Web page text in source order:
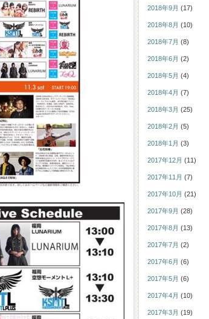
2018年9月 (17)
2018年8月 (10)
2018年7月 (8)
2018年6月 (2)
2018年5月 (4)
2018年4月 (7)
2018年3月 (25)
2018年2月 (5)
2018年1月 (3)
2017年12月 (11)
2017年11月 (7)
2017年10月 (21)
2017年9月 (28)
2017年8月 (13)
2017年7月 (2)
2017年6月 (6)
2017年5月 (6)
2017年4月 (10)
2017年3月 (19)